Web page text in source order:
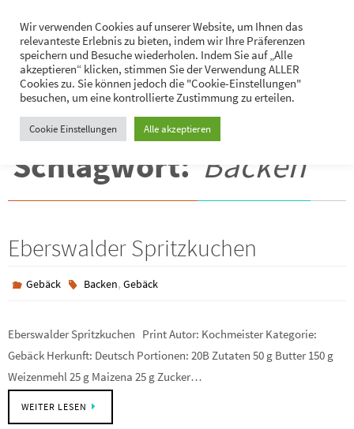
Inhalt
springen
Hans-Jürgen Lukaschik
Persönliches
Schlagwort: Backen
Eberswalder Spritzkuchen
Gebäck Backen, Gebäck
Eberswalder Spritzkuchen Print Autor: Kochmeister Kategorie:
Gebäck Herkunft: Deutsch Portionen: 20B Zutaten 50 g Butter 150 g
Weizenmehl 25 g Maizena 25 g Zucker…
WEITER LESEN
Wir verwenden Cookies auf unserer Website, um Ihnen das
relevanteste Erlebnis zu bieten, indem wir Ihre Präferenzen
speichern und Besuche wiederholen. Indem Sie auf „Alle
akzeptieren“ klicken, stimmen Sie der Verwendung ALLER
Cookies zu. Sie können jedoch die "Cookie-Einstellungen"
besuchen, um eine kontrollierte Zustimmung zu erteilen.
Cookie Einstellungen Alle akzeptieren